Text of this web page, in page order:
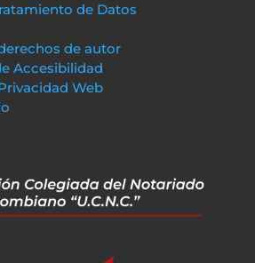
de Datos
de autor
Accesibilidad
Web